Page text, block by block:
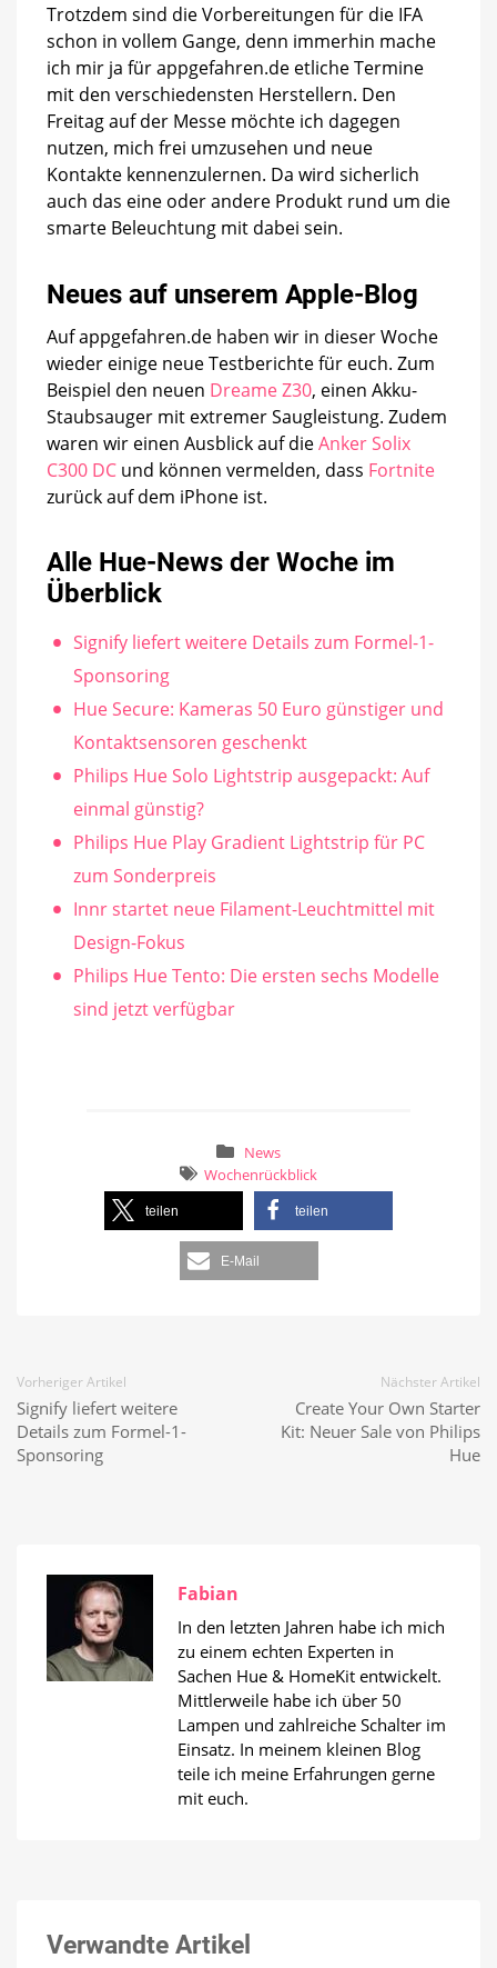
Trotzdem sind die Vorbereitungen für die IFA
schon in vollem Gange, denn immerhin mache
ich mir ja für appgefahren.de etliche Termine
mit den verschiedensten Herstellern. Den
Freitag auf der Messe möchte ich dagegen
nutzen, mich frei umzusehen und neue
Kontakte kennenzulernen. Da wird sicherlich
auch das eine oder andere Produkt rund um die
smarte Beleuchtung mit dabei sein.
Neues auf unserem Apple-Blog
Auf appgefahren.de haben wir in dieser Woche
wieder einige neue Testberichte für euch. Zum
Beispiel den neuen Dreame Z30, einen Akku-
Staubsauger mit extremer Saugleistung. Zudem
waren wir einen Ausblick auf dieAnker Solix
C300 DC und können vermelden, dass Fortnite
zurück auf dem iPhone ist.
Alle Hue-News der Woche im
Überblick
Signify liefert weitere Details zum Formel-1-
Sponsoring
Hue Secure: Kameras 50 Euro günstiger und
Kontaktsensoren geschenkt
Philips Hue Solo Lightstrip ausgepackt: Auf
einmal günstig?
Philips Hue Play Gradient Lightstrip für PC
zum Sonderpreis
Innr startet neue Filament-Leuchtmittel mit
Design-Fokus
Philips Hue Tento: Die ersten sechs Modelle
sind jetzt verfügbar
News
Wochenrückblick
teilen teilen
E-Mail
Vorheriger Artikel
Signify liefert weitere
Details zum Formel-1-
Sponsoring
Nächster Artikel
Create Your Own Starter
Kit: Neuer Sale von Philips
Hue
Fabian
In den letzten Jahren habe ich mich
zu einem echten Experten in
Sachen Hue & HomeKit entwickelt.
Mittlerweile habe ich über 50
Lampen und zahlreiche Schalter im
Einsatz. In meinem kleinen Blog
teile ich meine Erfahrungen gerne
mit euch.
Verwandte Artikel